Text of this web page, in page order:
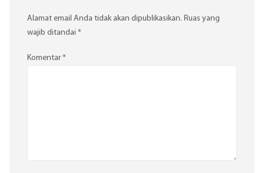
Alamat email Anda tidak akan dipublikasikan. Ruas yang
wajib ditandai *
Komentar*